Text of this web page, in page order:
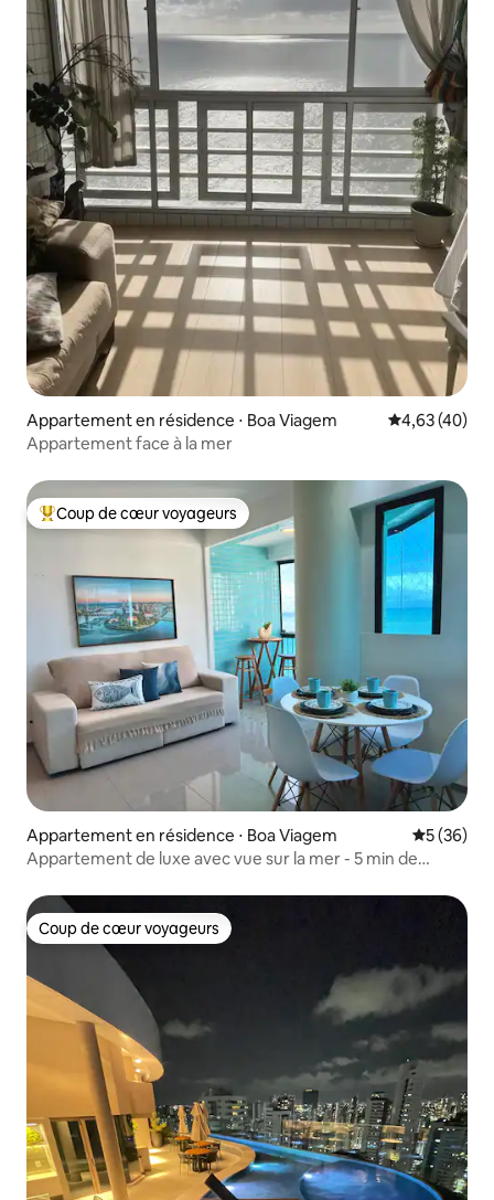
Appartement en résidence ⋅ Boa Viagem Évaluation
4,63 (40)
Appartement face à la mer
Coups de cœur voyageurs les plus appréciés
Coup de cœur voyageurs
Appartement en résidence ⋅ Boa Viagem
5 (36)
Appartement de luxe avec vue sur la mer - 5 min de
Coup de cœur voyageurs
Coup de cœur voyageurs